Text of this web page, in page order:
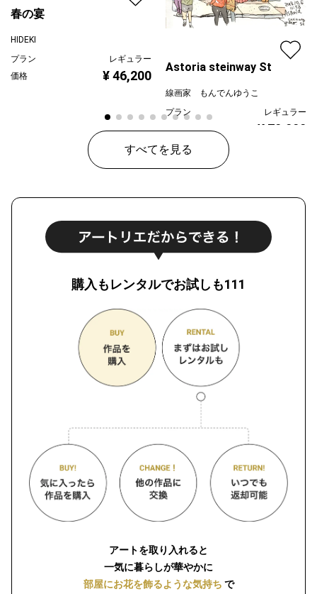
春の宴
HIDEKI
プラン
レギュラー
価格
¥ 46,200
Astoria steinway St
線画家 もんでんゆうこ
プラン
レギュラー
価格
¥ 70,000
すべてを見る
購入もレンタルでお試しも111
アートを取り入れると
一気に暮らしが華やかに
部屋にお花を飾るような気持ち で